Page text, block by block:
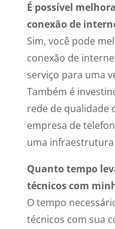
É possível
conexão de
Sim, você pode
conexão de
serviço para uma
Também é
rede de qualidade
empresa de
uma
Quanto tempo
técnicos com
O tempo
técnicos com sua